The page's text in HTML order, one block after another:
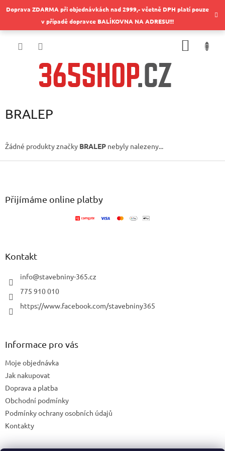
naDoprava ZDARMA při objednávkách nad 2999,- včetně DPH platí pouze
v případě dopravce BALÍKOVNA NA ADRESU!!!
BRALEP
Žádné produkty značky BRALEP nebyly nalezeny...
Z
Přijímáme online platby
Kontakt
info@stavebniny-365.cz
775 910 010
https://www.facebook.com/stavebniny365
Informace pro vás
Moje objednávka
Jak nakupovat
Doprava a platba
Obchodní podmínky
Podmínky ochrany osobních údajů
Kontakty